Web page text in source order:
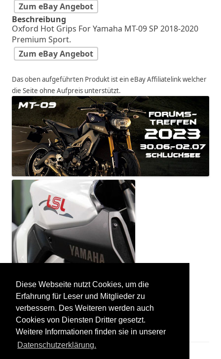
Diese Webseite nutzt Cookies, um die
Erfahrung für Leser und Mitglieder zu
verbessern. Des Weiteren werden auch
Cookies von Diensten Dritter gesetzt.
Weitere Informationen finden sie in unserer
Datenschutzerklärung.
Zum eBay Angebot
Beschreibung
Oxford Hot Grips For Yamaha MT-09 SP 2018-2020
Premium Sport.
Zum eBay Angebot
Das oben aufgeführten Produkt ist ein eBay Affiliatelink welcher
die Seite ohne Aufpreis unterstützt.